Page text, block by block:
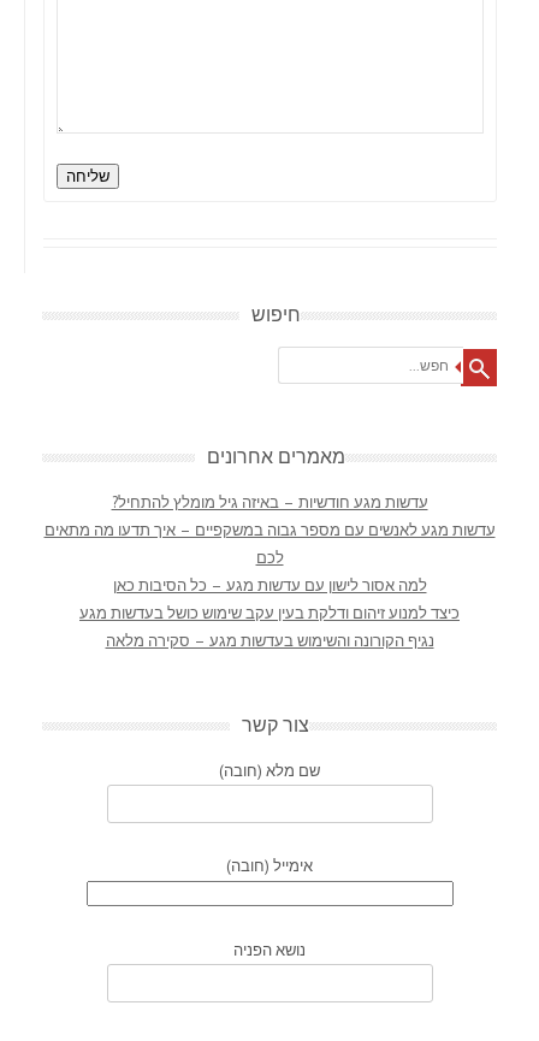
שליחה
חיפוש
מאמרים אחרונים
עדשות מגע חודשיות – באיזה גיל מומלץ להתחיל?
עדשות מגע לאנשים עם מספר גבוה במשקפיים – איך תדעו מה מתאים
לכם
למה אסור לישון עם עדשות מגע – כל הסיבות כאן
כיצד למנוע זיהום ודלקת בעין עקב שימוש כושל בעדשות מגע
נגיף הקורונה והשימוש בעדשות מגע – סקירה מלאה
צור קשר
שם מלא (חובה)
אימייל (חובה)
נושא הפניה